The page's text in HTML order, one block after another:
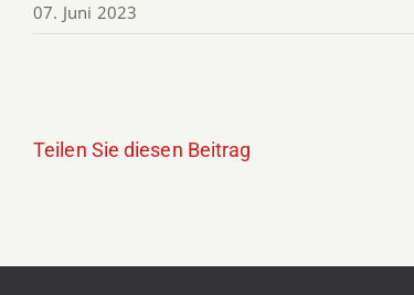
07. Juni 2023
Teilen Sie diesen Beitrag